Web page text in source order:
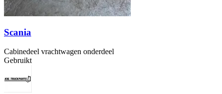
Scania
Cabinedeel vrachtwagen onderdeel
Gebruikt